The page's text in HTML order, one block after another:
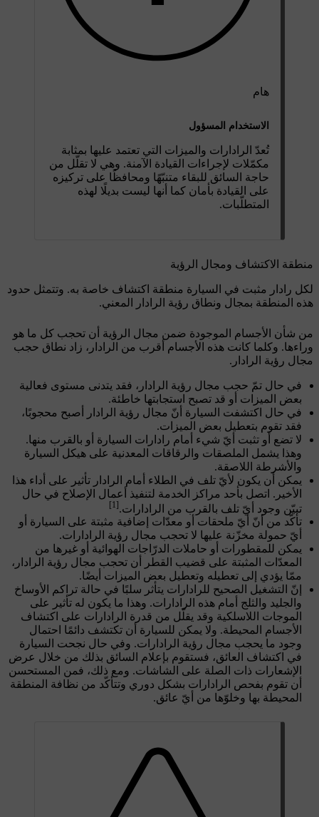
هام
الاستخدام المسؤول
تُعدّ الرادارات والميزات التي تعتمد عليها بمثابة
مكمّلات لإجراءات القيادة الآمنة. وهي لا تقلّل من
حاجة السائق للبقاء متنبّهًا ومحافظًا على تركيزه
على القيادة بأمان كما أنها ليست بديلًا لهذه
المتطلّبات.
منطقة الاكتشاف ومجال الرؤية
لكل رادار مثبت في السيارة منطقة اكتشاف خاصة به. وتتمثل حدود
هذه المنطقة بمجال ونطاق رؤية الرادار المعني.
من شأن الأجسام الموجودة ضمن مجال الرؤية أن تحجب كل ما هو
وراءها. وكلما كانت هذه الأجسام أقرب من الرادار، زاد نطاق حجب
مجال رؤية الرادار.
في حال تمّ حجب مجال رؤية الرادار، فقد يتدنى مستوى فعالية
بعض الميزات أو قد تصبح استجابتها خاطئة.
في حال اكتشفت السيارة أنّ مجال رؤية الرادار أصبح محجوبًا،
فقد تقوم بتعطيل بعض الميزات.
لا تضع أو تثبت أيّ شيء أمام رادارات السيارة أو بالقرب منها.
وهذا يشمل الملصقات والرقاقات المعدنية على هيكل السيارة
والأشرطة اللاصقة.
يمكن أن يكون لأيّ تلف في الطلاء أمام الرادار تأثير على أداء هذا
الأخير. اتصل بأحد مراكز الخدمة لتنفيذ أعمال الإصلاح في حال
تبيّن وجود أيّ تلف بالقرب من الرادارات. [1]
تأكّد من أنّ أيّ ملحقات أو معدّات إضافية مثبتة على السيارة أو
أيّ حمولة مخزّنة عليها لا تحجب مجال رؤية الرادارات.
يمكن للمقطورات أو حاملات الدرّاجات الهوائية أو غيرها من
المعدّات المثبتة على قضيب القطر أن تحجب مجال رؤية الرادار،
ممّا يؤدي إلى تعطيله وتعطيل بعض الميزات أيضًا.
إنّ التشغيل الصحيح للرادارات يتأثر سلبًا في حالة تراكم الأوساخ
والجليد والثلج أمام هذه الرادارات. وهذا ما يكون له تأثير على
الموجات اللاسلكية وقد يقلّل من قدرة الرادارات على اكتشاف
الأجسام المحيطة. ولا يمكن للسيارة أن تكتشف دائمًا احتمال
وجود ما يحجب مجال رؤية الرادارات. وفي حال نجحت السيارة
في اكتشاف العائق، فستقوم بإعلام السائق بذلك من خلال عرض
الإشعارات ذات الصلة على الشاشات. ومع ذلك، فمن المستحسن
أن تقوم بفحص الرادارات بشكل دوري وتتأكّد من نظافة المنطقة
المحيطة بها وخلوّها من أيّ عائق.